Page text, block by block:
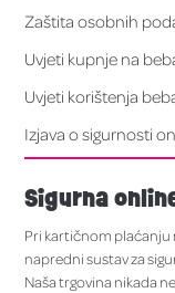
Zaštita osobnih
Uvjeti kupnje na
Uvjeti korištenja
Izjava o sigurnosti
Sigurna
Pri kartičnom plaćanju
napredni sustav za
Naša trgovina nikada